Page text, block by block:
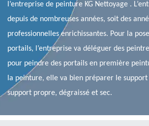
l’entreprise de peinture KG Nettoyage .
depuis de nombreuses années, soit des
professionnelles enrichissantes. Pour la
portails, l’entreprise va déléguer des
pour peindre des portails en première
la peinture, elle va bien préparer le
support propre, dégraissé et sec.